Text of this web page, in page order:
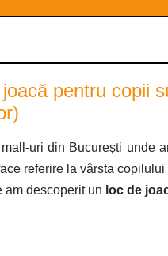
pentru copii
mall-uri din București unde
referire la vârsta
am descoperit un loc de